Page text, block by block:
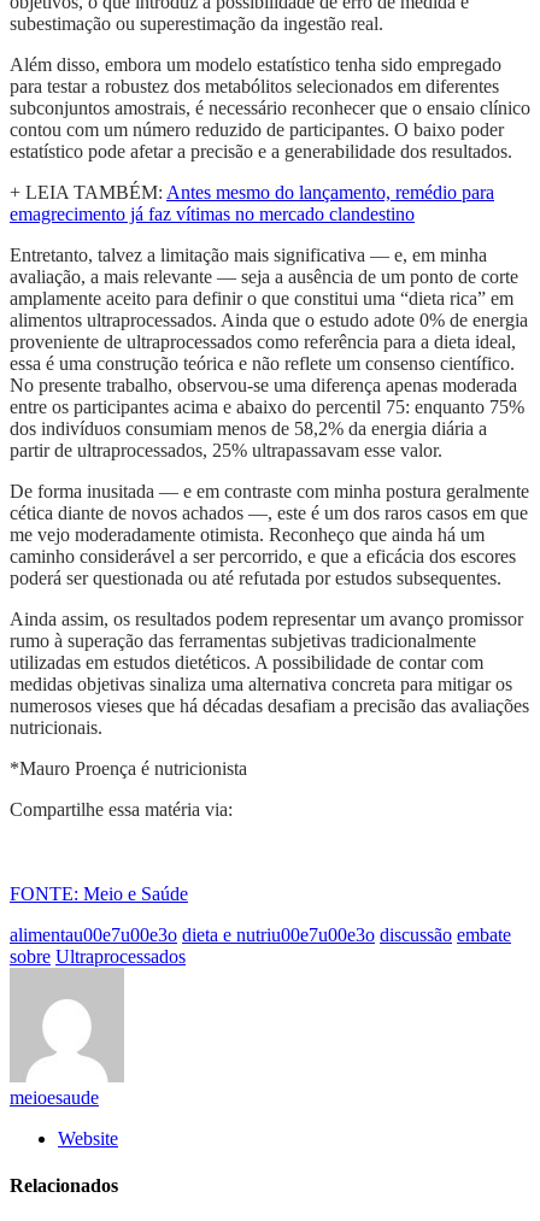
subestimação ou superestimação da ingestão real.
Além disso, embora um modelo estatístico tenha sido empregado
para testar a robustez dos metabólitos selecionados em diferentes
subconjuntos amostrais, é necessário reconhecer que o ensaio clínico
contou com um número reduzido de participantes. O baixo poder
estatístico pode afetar a precisão e a generabilidade dos resultados.
+ LEIA TAMBÉM: Antes mesmo do lançamento, remédio para
emagrecimento já faz vítimas no mercado clandestino
Entretanto, talvez a limitação mais significativa — e, em minha
avaliação, a mais relevante — seja a ausência de um ponto de corte
amplamente aceito para definir o que constitui uma “dieta rica” em
alimentos ultraprocessados. Ainda que o estudo adote 0% de energia
proveniente de ultraprocessados como referência para a dieta ideal,
essa é uma construção teórica e não reflete um consenso científico.
No presente trabalho, observou-se uma diferença apenas moderada
entre os participantes acima e abaixo do percentil 75: enquanto 75%
dos indivíduos consumiam menos de 58,2% da energia diária a
partir de ultraprocessados, 25% ultrapassavam esse valor.
De forma inusitada — e em contraste com minha postura geralmente
cética diante de novos achados —, este é um dos raros casos em que
me vejo moderadamente otimista. Reconheço que ainda há um
caminho considerável a ser percorrido, e que a eficácia dos escores
poderá ser questionada ou até refutada por estudos subsequentes.
Ainda assim, os resultados podem representar um avanço promissor
rumo à superação das ferramentas subjetivas tradicionalmente
utilizadas em estudos dietéticos. A possibilidade de contar com
medidas objetivas sinaliza uma alternativa concreta para mitigar os
numerosos vieses que há décadas desafiam a precisão das avaliações
nutricionais.
*Mauro Proença é nutricionista
Compartilhe essa matéria via:
FONTE: Meio e Saúde
alimentau00e7u00e3o dieta e nutriu00e7u00e3o discussão embate
sobre Ultraprocessados
meioesaude
Website
Relacionados